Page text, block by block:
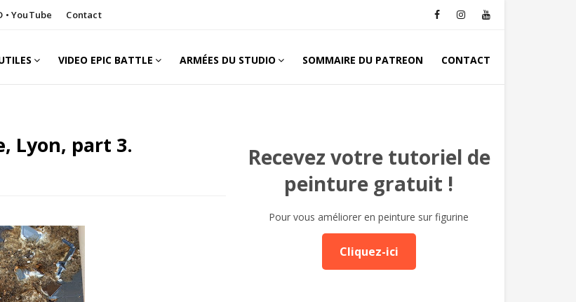
YouTube Contact
VIDEO EPIC BATTLE ARMÉES DU STUDIO SOMMAIRE DU PATREON CONTACT
Lyon, part 3.
Recevez votre tutoriel de
peinture gratuit !
Pour vous améliorer en peinture sur figurine
Cliquez-ici